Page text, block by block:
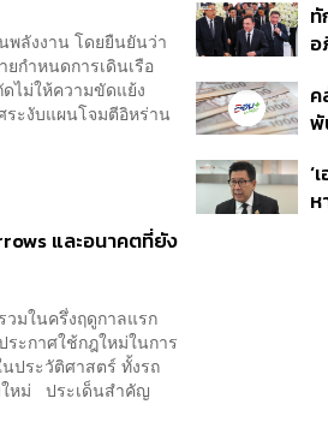
พลังงาน โดยยืนยันว่า
กำหนดการเดินเรือ
ไม่ให้ความขัดแย้ง
ะงับแผนโจมตีอิหร่าน
และอนาคตที่ยัง
วมในครึ่งฤดูกาลแรก
ะกาศใช้กฎใหม่ในการ
ประวัติศาสตร์ ทั้งรถ
ใหม่ ประเด็นสำคัญ
ร
เ
อ
สิ
เ
ค
พั
ก
ข
‘
ห